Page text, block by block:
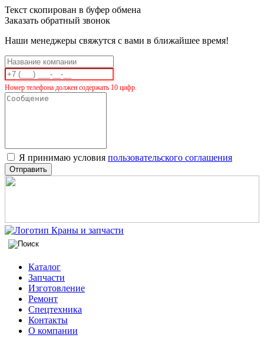
Текст скопирован в буфер обмена
Заказать обратный звонок
Наши менеджеры свяжутся с вами в ближайшее время!
Номер телефона должен содержать 10 цифр.
Я принимаю условия пользовательского соглашения
Отправить
Каталог
Запчасти
Изготовление
Ремонт
Спецтехника
Контакты
О компании